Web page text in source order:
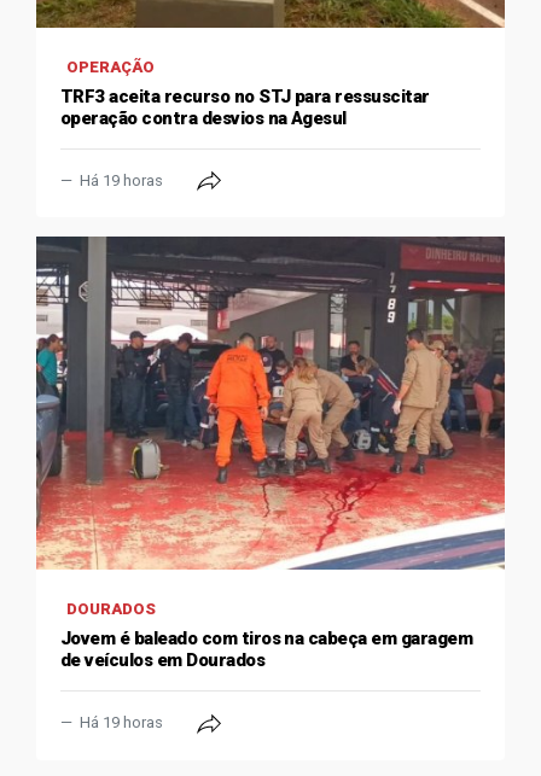
OPERAÇÃO
TRF3 aceita recurso no STJ para ressuscitar
operação contra desvios na Agesul
Há 19 horas
DOURADOS
Jovem é baleado com tiros na cabeça em garagem
de veículos em Dourados
Há 19 horas